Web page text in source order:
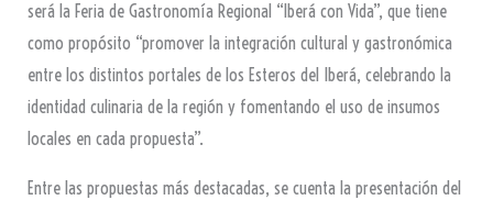
será la Feria de Gastronomía Regional “Iberá con Vida”, que tiene
como propósito “promover la integración cultural y gastronómica
entre los distintos portales de los Esteros del Iberá, celebrando la
identidad culinaria de la región y fomentando el uso de insumos
locales en cada propuesta”.
Entre las propuestas más destacadas, se cuenta la presentación del